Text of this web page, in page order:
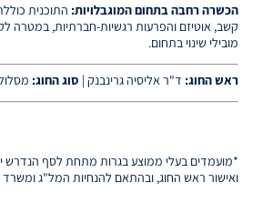
הכשרה רחבה בתחום המוגבלויות: התוכנית
קשב, אוטיזם והפרעות רגשיות-חברתיות, במטרה
מובילי שינוי בתחום.
ראש החוג: ד"ר אליסיה גרינבנק | סוג החוג:
*מועמדים בעלי ממוצע בגרות מתחת לסף הנדרש
ואישור ראש החוג, ובהתאם להנחיות המל"ג ומשרד